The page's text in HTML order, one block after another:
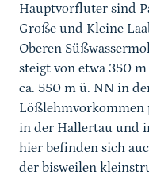
Hauptvorfluter sind
Große und Kleine
Oberen
steigt von etwa 350
ca. 550 m ü. NN in
Lößlehmvorkommen
in der Hallertau und
hier befinden sich
der bisweilen